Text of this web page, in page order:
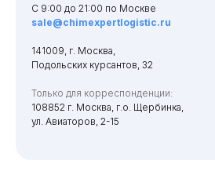
С 9:00 до 21:00 по Москве
sale@chimexpertlogistic.ru
141009, г. Москва,
Подольских курсантов, 32
Только для корреспонденции:
108852 г. Москва, г.о. Щербинка,
ул. Авиаторов, 2-15